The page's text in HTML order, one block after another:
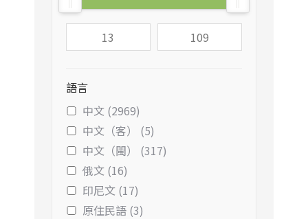
語言
中文 (2969)
中文（客） (5)
中文（閩） (317)
俄文 (16)
印尼文 (17)
原住民語 (3)